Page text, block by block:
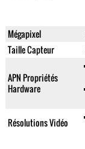
Mégapixel
Taille Capteur
APN Propriétés
Hardware
Résolutions Vidéo